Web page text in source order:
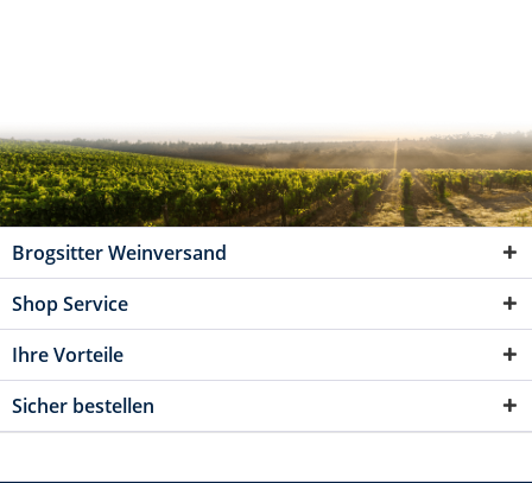
Brogsitter Weinversand
Shop Service
Ihre Vorteile
Sicher bestellen